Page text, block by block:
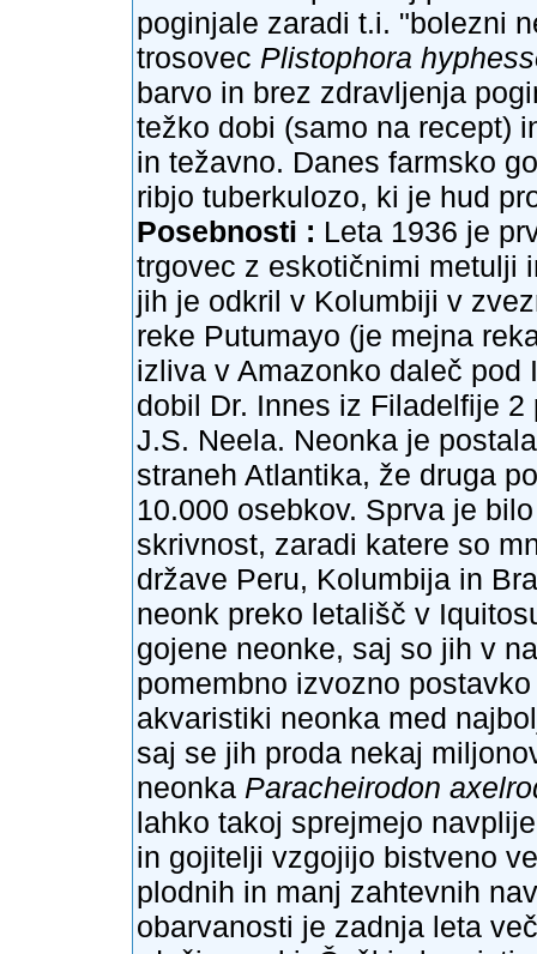
poginjale zaradi t.i. "bolezni
trosovec Plistophora
barvo in brez zdravljenja
težko dobi (samo na recept)
in težavno. Danes farmsko
ribjo tuberkulozo, ki je hud
Posebnosti : Leta 1936 je
trgovec z eskotičnimi metulji
jih je odkril v Kolumbiji v
reke Putumayo (je mejna
izliva v Amazonko daleč
dobil Dr. Innes iz Filadelfije
J.S. Neela. Neonka je
straneh Atlantika, že druga
10.000 osebkov. Sprva je
skrivnost, zaradi katere so
države Peru, Kolumbija in
neonk preko letališč v
gojene neonke, saj so jih v
pomembno izvozno
akvaristiki neonka med
saj se jih proda nekaj
neonka Paracheirodon
lahko takoj sprejmejo
in gojitelji vzgojijo bistveno
plodnih in manj zahtevnih
obarvanosti je zadnja leta